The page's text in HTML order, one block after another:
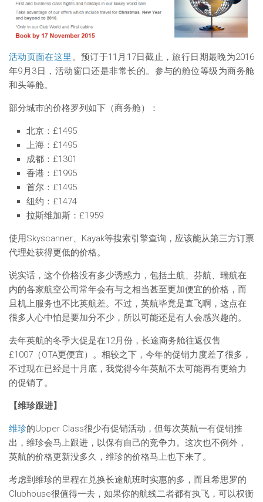
活动页面在这里 。预订于11月17日截止，旅行日期最晚为2016
年9月3日，活动窗口还是非常长的。参与的舱位等级为商务舱
和头等舱。
部分城市的价格罗列如下（商务舱）：
北京：£1495
上海：£1495
成都：£1301
香港：£1995
首尔：£1495
纽约：£1474
拉斯维加斯：£1959
使用Skyscanner、Kayak等搜索引擎查询，应该能从第三方订票
代理处获得更低的价格。
说实话，这个价格没有多少诱惑力，包括土航、芬航、瑞航在
内的各家航空公司常年会有与之相当甚至更加便宜的价格，而
且机上服务也不比英航差。不过，英航毕竟是直飞啊，这点在
很多人心中怕是要加分不少，所以可能还是有人会感兴趣的。
去年英航的冬季大促是在12月份，长途商务舱往返仅售
£1007（OTA更便宜）。相较之下，今年的促销力度差了很多，
不过现在已经是十月底，我觉得今年英航不太可能再有更给力
的促销了。
【维珍跟进】
维珍的Upper Class很少有促销活动，但每次英航一有促销推
出，维珍会马上跟进，以保有自己的竞争力。这次也不例外，
英航的价格更新没多久，维珍的价格马上也下来了。
考虑到维珍的里程在兑换长途航班时实惠的多，而且希思罗的
Clubhouse很值得一去，如果你的航线二者都有执飞，可以权衡